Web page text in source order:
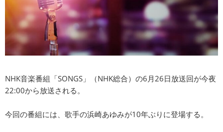
NHK音楽番組「SONGS」（NHK総合）の6月26日放送回が今夜
22:00から放送される。
今回の番組には、歌手の浜崎あゆみが10年ぶりに登場する。